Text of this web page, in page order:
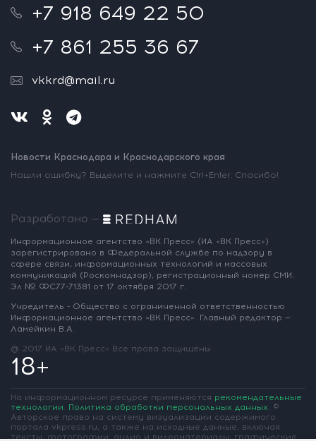
+7 918 649 22 50
+7 861 255 36 67
vkkrd@mail.ru
Новости Краснодара и Краснодарского края
Нашли ошибку? Выделите и нажмите Ctrl+Enter. Спасибо!
Разработано —
Информационное агентство «ВК Пресс» (ИА «ВК Пресс»)
зарегистрировано в Федеральной службе по надзору в
сфере связи, информационных технологий и массовых
коммуникаций (Роскомнадзор), регистрационный номер СМИ:
Эл № ФС77-71381 от 17 октября 2017 г.
Учредитель - Общество с ограниченной ответственностью
Информационное агентство «ВК Пресс». Главный редактор —
Ламейкин В.А.
@ 2017 ИА «ВК Пресс» Все права защищены
18+
На информационном ресурсе применяются рекомендательные
технологии. Политика обработки персональных данных. ©
Авторское право на систему визуализации содержимого
портала vkpress.ru, а также на исходные данные, включая
тексты, фотографии, аудио и видеоматериалы, графические